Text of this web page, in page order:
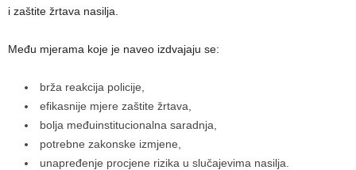
i zaštite žrtava nasilja.
Među mjerama koje je naveo izdvajaju se:
brža reakcija policije,
efikasnije mjere zaštite žrtava,
bolja međuinstitucionalna saradnja,
potrebne zakonske izmjene,
unapređenje procjene rizika u slučajevima nasilja.